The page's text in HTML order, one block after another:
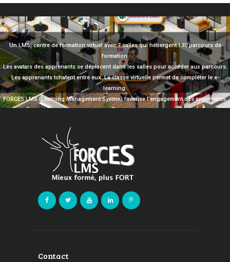
Un LMS, centre de formation virtuel avec 7 salles qui hébergent 130 parcours de
formation.
Les avatars des apprenants se déplacent dans les salles pour accéder aux parcours.
Les apprenants tchatent entre eux. La classe virtuelle permet de compléter le e-
learning.
FORCES LMS (Learning Management System) favorise l’engagement des apprenants.
Contact